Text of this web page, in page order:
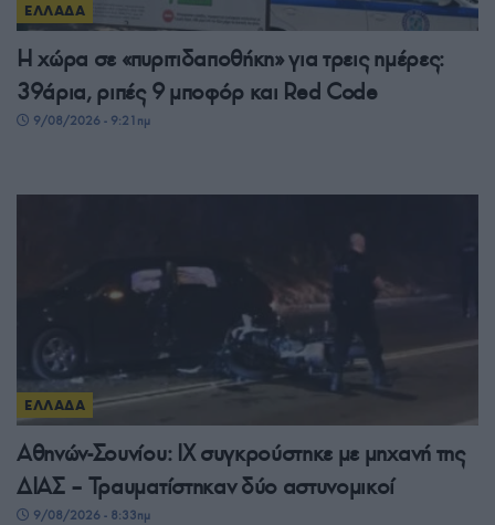
ΕΛΛΑΔΑ
Η χώρα σε «πυριτιδαποθήκη» για τρεις ημέρες:
39άρια, ριπές 9 μποφόρ και Red Code
9/08/2026 - 9:21πμ
ΕΛΛΑΔΑ
Αθηνών-Σουνίου: ΙΧ συγκρούστηκε με μηχανή της
ΔΙΑΣ – Τραυματίστηκαν δύο αστυνομικοί
9/08/2026 - 8:33πμ